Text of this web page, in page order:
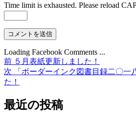
Time limit is exhausted. Please reload
Loading Facebook Comments ...
投
稿
ビ
前 前
の
投
５月表紙更新しました！
次
次
の
稿:
「ボーダーインク図書目録二〇一
た！
最近の投稿